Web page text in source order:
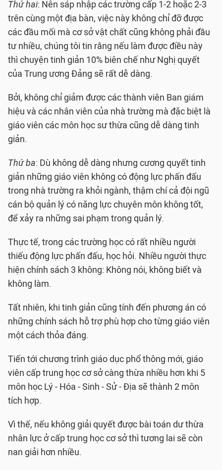
Thứ hai: Nên sáp nhập các trường cấp 1-2 hoặc 2-3
trên cùng một địa bàn, việc này không chỉ đỡ được
các đầu mối mà cơ sở vật chất cũng không phải đầu
tư nhiều, chúng tôi tin rằng nếu làm được điều này
thì chuyện tinh giản 10% biên chế như Nghị quyết
của Trung ương Đảng sẽ rất dễ dàng.
Bởi, không chỉ giảm được các thành viên Ban giám
hiệu và các nhân viên của nhà trường mà đặc biệt là
giáo viên các môn học sư thừa cũng dễ dàng tinh
giản.
Thứ ba: Dù không dễ dàng nhưng cương quyết tinh
giản những giáo viên không có động lực phấn đấu
trong nhà trường ra khỏi ngành, thậm chí cả đội ngũ
cán bộ quản lý có năng lực chuyên môn không tốt,
để xảy ra những sai phạm trong quản lý.
Thực tế, trong các trường học có rất nhiều người
thiếu động lực phấn đấu, học hỏi. Nhiều người thực
hiện chính sách 3 không: Không nói, không biết và
không làm.
Tất nhiên, khi tinh giản cũng tính đến phương án có
những chính sách hỗ trợ phù hợp cho từng giáo viên
một cách thỏa đáng.
Tiến tới chương trình giáo dục phổ thông mới, giáo
viên cấp trung học cơ sở càng thừa nhiều hơn khi 5
môn học Lý - Hóa - Sinh - Sử - Địa sẽ thành 2 môn
tích hợp.
Vì thế, nếu không giải quyết được bài toán dư thừa
nhân lực ở cấp trung học cơ sở thì tương lai sẽ còn
nan giải hơn nhiều.